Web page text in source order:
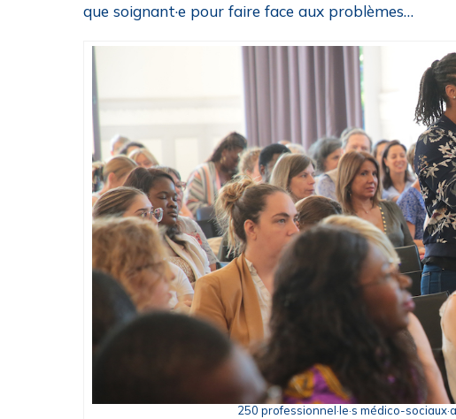
que soignant·e pour faire face aux problèmes…
250 professionnel·le·s médico-